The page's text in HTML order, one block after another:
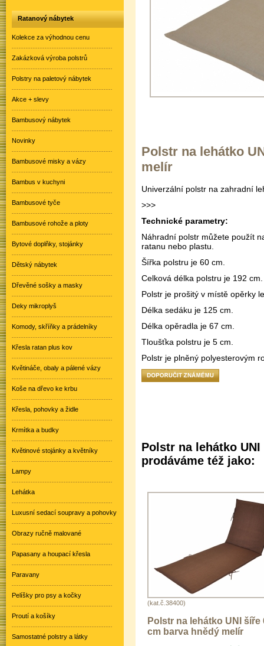
Polstr na lehátko
melír
Univerzální polstr na zahradní
>>>
Technické parametry:
Náhradní polstr můžete použít
ratanu nebo plastu.
Šířka polstru je 60 cm.
Celková délka polstru je 192 cm.
Polstr je prošitý v místě opěrky
Délka sedáku je 125 cm.
Délka opěradla je 67 cm.
Tloušťka polstru je 5 cm.
Polstr je plněný polyesterovým
Polstr na lehátko
prodáváme též jako:
(kat.č.38400)
Polstr na lehátko UNI šíře
cm barva hnědý melír
Ratanový nábytek
Kolekce za výhodnou cenu
Zakázková výroba polstrů
Polstry na paletový nábytek
Akce + slevy
Bambusový nábytek
Novinky
Bambusové misky a vázy
Bambus v kuchyni
Bambusové tyče
Bambusové rohože a ploty
Bytové doplňky, stojánky
Dětský nábytek
Dřevěné sošky a masky
Deky mikroplyš
Komody, skříňky a prádelníky
Křesla ratan plus kov
Květináče, obaly a pálené vázy
Koše na dřevo ke krbu
Křesla, pohovky a židle
Krmítka a budky
Květinové stojánky a květníky
Lampy
Lehátka
Luxusní sedací soupravy a pohovky
Obrazy ručně malované
Papasany a houpací křesla
Paravany
Pelíšky pro psy a kočky
Proutí a košíky
Samostatné polstry a látky